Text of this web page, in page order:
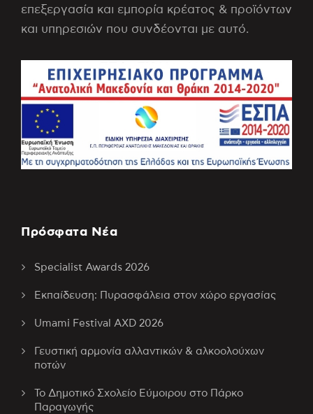
επεξεργασία και εμπορία κρέατος & προϊόντων
και υπηρεσιών που συνδέονται με αυτό.
Πρόσφατα Νέα
Specialist Awards 2026
Εκπαίδευση: Πυρασφάλεια στον χώρο εργασίας
Umami Festival AXD 2026
Γευστική αρμονία αλλαντικών & αλκοολούχων
ποτών
Το Δημοτικό Σχολείο Εύμοιρου στο Πάρκο
Παραγωγής